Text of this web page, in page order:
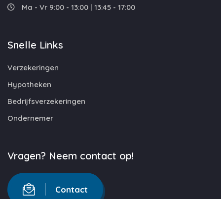
Ma - Vr 9:00 - 13:00 | 13:45 - 17:00
Snelle Links
Verzekeringen
Hypotheken
Bedrijfsverzekeringen
Ondernemer
Vragen? Neem contact op!
Contact